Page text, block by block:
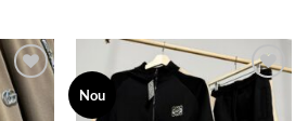
Add to
wishlist
Nou
Add to
wishlist